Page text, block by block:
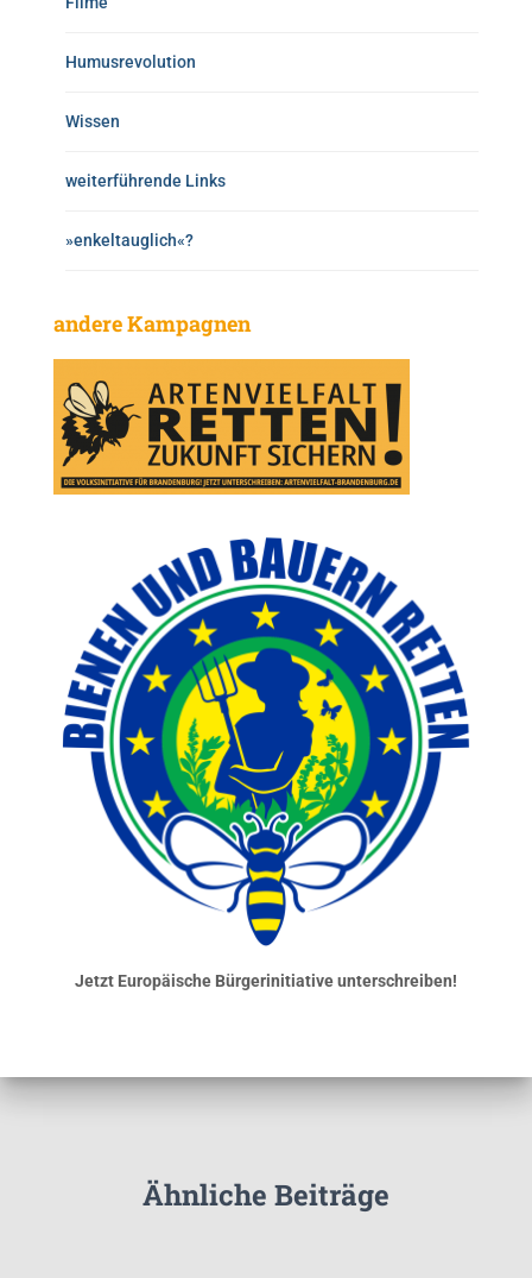
Humusrevolution
Wissen
weiterführende Links
»enkeltauglich«?
andere Kampagnen
Jetzt Europäische Bürgerinitiative unterschreiben!
Ähnliche Beiträge